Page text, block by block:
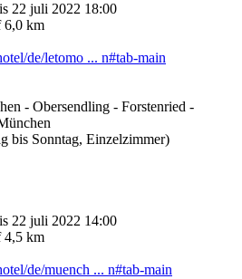
22 juli 2022 18:00
6,0 km
de/letomo ... n#tab-main
- Obersendling - Forstenried -
bis Sonntag, Einzelzimmer)
22 juli 2022 14:00
4,5 km
de/muench ... n#tab-main